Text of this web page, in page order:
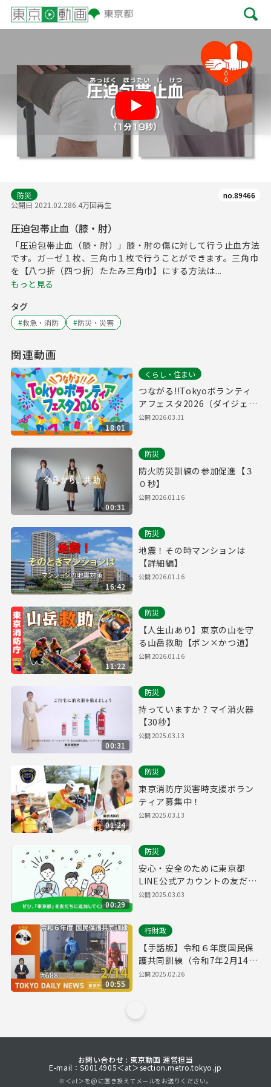
防災
公開日 2021.02.286.4万回再生
no.89466
圧迫包帯止血（膝・肘）
「圧迫包帯止血（膝・肘）」膝・肘の傷に対して行う止血方法
です。ガーゼ１枚、三角巾１枚で行うことができます。三角巾
を【八つ折（四つ折）たたみ三角巾】にする方法は...
もっと見る
タグ
#救急・消防 #防災・災害
関連動画
18:01
くらし・住まい
つながる!!Tokyoボランティ
アフェスタ2026（ダイジェス
ト版）
公開2026.03.31
00:31
防災
防火防災訓練の参加促進【３
０秒】
公開2026.01.16
16:42
防災
地震！その時マンションは
【詳細編】
公開2026.01.16
11:22
防災
【人生山あり】東京の山を守
る山岳救助【ポン×かつ道】
公開2026.01.16
00:31
防災
持っていますか？マイ消火器
【30秒】
公開2025.03.13
01:24
防災
東京消防庁災害時支援ボラン
ティア募集中！
公開2025.03.13
00:29
防災
安心・安全のために東京都
LINE公式アカウントの友だち
追加をお願いします！
公開2025.03.03
00:55
行財政
【手話版】令和６年度国民保
護共同訓練（令和7年2月14日
東京デイリーニュース
公開2025.02.26
お問い合わせ : 東京動画 運営担当
E-mail：S0014905＜at＞section.metro.tokyo.jp
※＜at＞を@に置き換えてメールをお送りください。